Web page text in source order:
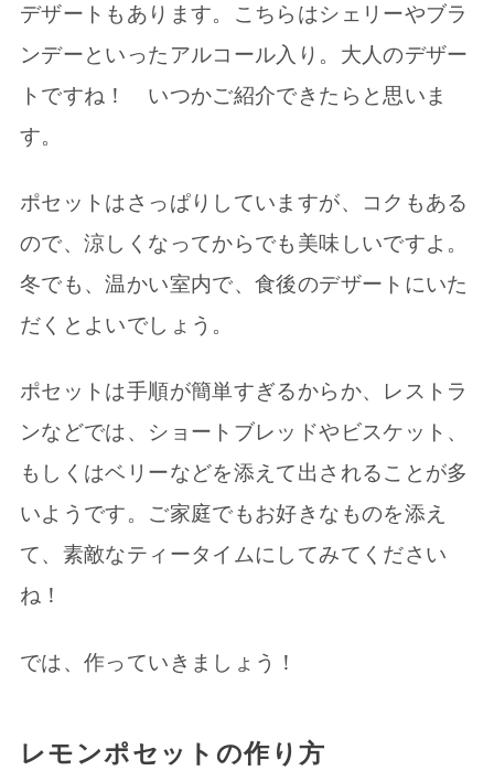
デザートもあります。こちらはシェリーやブラ
ンデーといったアルコール入り。大人のデザー
トですね！ いつかご紹介できたらと思いま
す。
ポセットはさっぱりしていますが、コクもある
ので、涼しくなってからでも美味しいですよ。
冬でも、温かい室内で、食後のデザートにいた
だくとよいでしょう。
ポセットは手順が簡単すぎるからか、レストラ
ンなどでは、ショートブレッドやビスケット、
もしくはベリーなどを添えて出されることが多
いようです。ご家庭でもお好きなものを添え
て、素敵なティータイムにしてみてください
ね！
では、作っていきましょう！
レモンポセットの作り方